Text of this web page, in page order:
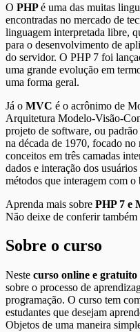
O PHPé uma das muitas
encontradas no mercado de
linguagem interpretada libre,
para o desenvolvimento de
do servidor. O PHP 7 foi
uma grande evolução em
uma forma geral.
Já o MVC é o acrônimo de
Arquitetura Modelo-Visão-
projeto de software, ou
na década de 1970, focado no
conceitos em três camadas
dados e interação dos
métodos que interagem com
Aprenda mais sobre PHP 7 e
Não deixe de conferir também
Sobre o curso
Neste curso online e gratuito
sobre o processo de
programação. O curso tem
estudantes que desejam
Objetos de uma maneira